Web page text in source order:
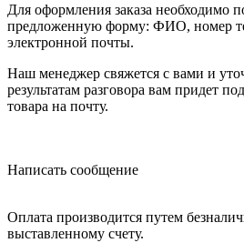
Для оформления заказа необходимо
предложенную форму: ФИО, номер
электронной почты.
Наш менеджер свяжется с вами и
результатам разговора вам придет
товара на почту.
Написать сообщение
Оплата производится путем
выставленному счету.